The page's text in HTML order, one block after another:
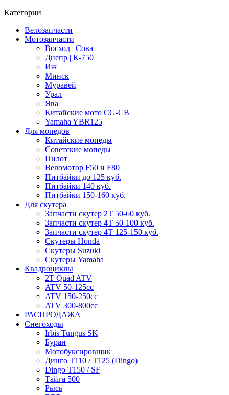
Категории
Велозапчасти
Мотозапчасти
Восход | Сова
Днепр | К-750
Иж
Минск
Муравей
Урал
Ява
Китайские мото CG-CB
Yamaha YBR125
Для мопедов
Китайские мопеды
Советские мопеды
Пилот
Веломотор F50 и F80
Питбайки до 125 куб.
Питбайки 140 куб.
Питбайки 150-160 куб.
Для скутера
Запчасти скутер 2Т 50-60 куб.
Запчасти скутер 4Т 50-100 куб.
Запчасти скутер 4Т 125-150 куб.
Скутеры Honda
Скутеры Suzuki
Скутеры Yamaha
Квадроциклы
2T Quad ATV
ATV 50-125cc
ATV 150-250cc
ATV 300-800cc
РАСПРОДАЖА
Снегоходы
Irbis Tungus SK
Буран
Мотобуксировщик
Динго T110 / T125 (Dingo)
Dingo T150 / SF
Тайга 500
Рысь